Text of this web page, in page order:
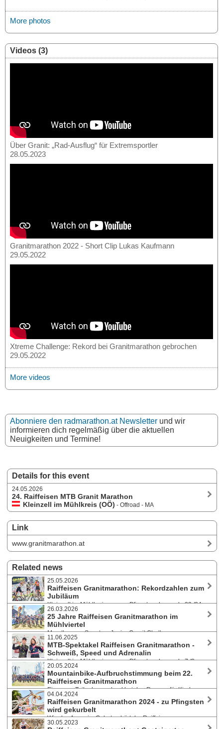
Details for this event
24.05.2026
24. Raiffeisen MTB Granit Marathon
Kleinzell im Mühlkreis (OÖ) - Offroad - MA
Link
www.granitmarathon.at
Related news
25.05.2026
Raiffeisen Granitmarathon: Rekordzahlen zum
Jubiläum
Kleinzell im Mühlkreis war am Pfingstwochenende 23./24.
Mai 2026 erneut das Zentrum des Mountainbike-Sports und lockte
wieder zahlreiche begeisterte Sportler:innen sowie Zuschauer aus
ganz Österreich und weiteren Nationen an.
26.03.2026
25 Jahre Raiffeisen Granitmarathon im
Mühlviertel
Marathon am Sonntag, Junior Granit Challenge am
Samstag: Kleinzell im Mühlkreis wird am Pfingstwochenende wieder
zum Treffpunkt für Mountainbiker:innen aus ganz Österreich und
darüber hinaus. Der 24. Granitmarathon am 23./24. Mai 2026 blickt auf
ein Vierteljahrhundert voller sportlicher Highlights zurück. Startgeld-
Zuckerl bis 3. Mai.
11.06.2025
MTB-Spektakel Raiffeisen Granitmarathon -
Schweiß, Speed und Adrenalin
Kleinzell im Mühlkreis war am Pfingstwochenende 7./8.
Juni 2025 erneut das Zentrum des Mountainbike-Sports und lockte trotz
schlechter Wetterbedingungen wieder zahlreiche begeisterte
Sportler:innen sowie Zuschauer aus ganz Österreich und darüber
hinaus an.
20.05.2024
Mountainbike-Aufbruchstimmung beim 22.
Raiffeisen Granitmarathon
Ein neuer Teilnehmerrekord bei den Rennen für Kinder
und Jugendliche und eine hohe Anzahl an erwachsenen Biker:innen
formten am 18. und 19. Mai 2024 im oberösterreichischen Kleinzell im
Mühlkreis ein Mountainbike-Fest vom Feinsten.
04.04.2024
Raiffeisen Granitmarathon 2024 - zu Pfingsten
wird gekurbelt
Wie das Amen im Gebet gehört der Raiffeisen
Granitmarathon in den Veranstaltungskalender von Sportler:innen.
30.05.2023
More photos
Videos (3)
Über Granit: „Rad-Ausflug“ für Extremsportler
28.05.2023
Granitmarathon 2022 - Short Clip Lukas Kaufmann
29.05.2022
Xtreme Challenge: Rekord bei Granitmarathon gebrochen
29.05.2022
More videos
Abonniere den radmarathon.at Newsletter und wir
informieren dich regelmäßig über die aktuellen
Neuigkeiten und Termine!